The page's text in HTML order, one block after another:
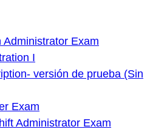
Exam
I
versión de prueba (Sin
Exam
Administrator Exam